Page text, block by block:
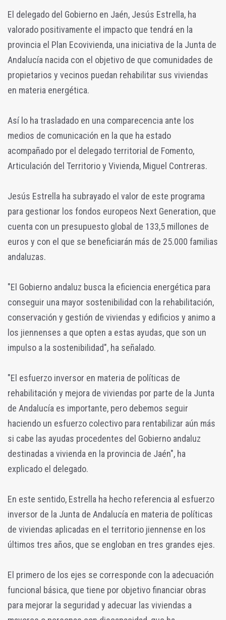
El delegado del Gobierno en Jaén, Jesús Estrella, ha
valorado positivamente el impacto que tendrá en la
provincia el Plan Ecovivienda, una iniciativa de la Junta de
Andalucía nacida con el objetivo de que comunidades de
propietarios y vecinos puedan rehabilitar sus viviendas
en materia energética.
Así lo ha trasladado en una comparecencia ante los
medios de comunicación en la que ha estado
acompañado por el delegado territorial de Fomento,
Articulación del Territorio y Vivienda, Miguel Contreras.
Jesús Estrella ha subrayado el valor de este programa
para gestionar los fondos europeos Next Generation, que
cuenta con un presupuesto global de 133,5 millones de
euros y con el que se beneficiarán más de 25.000 familias
andaluzas.
"El Gobierno andaluz busca la eficiencia energética para
conseguir una mayor sostenibilidad con la rehabilitación,
conservación y gestión de viviendas y edificios y animo a
los jiennenses a que opten a estas ayudas, que son un
impulso a la sostenibilidad", ha señalado.
"El esfuerzo inversor en materia de políticas de
rehabilitación y mejora de viviendas por parte de la Junta
de Andalucía es importante, pero debemos seguir
haciendo un esfuerzo colectivo para rentabilizar aún más
si cabe las ayudas procedentes del Gobierno andaluz
destinadas a vivienda en la provincia de Jaén", ha
explicado el delegado.
En este sentido, Estrella ha hecho referencia al esfuerzo
inversor de la Junta de Andalucía en materia de políticas
de viviendas aplicadas en el territorio jiennense en los
últimos tres años, que se engloban en tres grandes ejes.
El primero de los ejes se corresponde con la adecuación
funcional básica, que tiene por objetivo financiar obras
para mejorar la seguridad y adecuar las viviendas a